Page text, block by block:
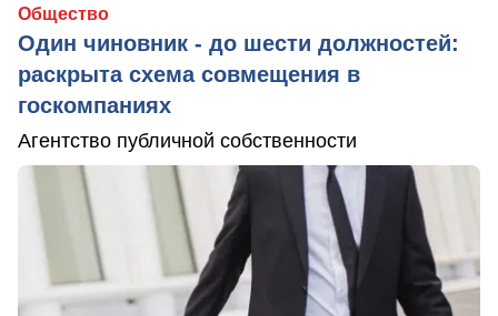
Общество
Один чиновник - до шести должностей:
раскрыта схема совмещения в
госкомпаниях
Агентство публичной собственности